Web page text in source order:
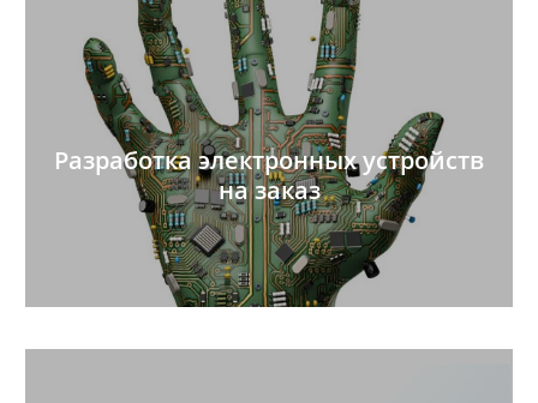
Разработка электронных устройств
на заказ